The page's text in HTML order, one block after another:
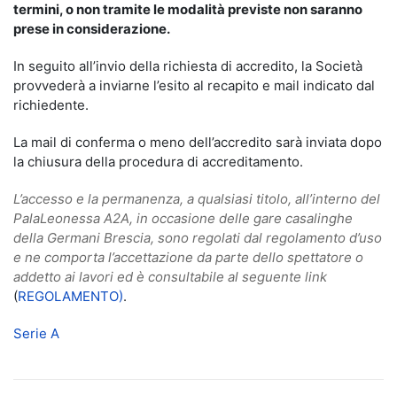
termini, o non tramite le modalità previste non saranno
prese in considerazione.
In seguito all’invio della richiesta di accredito, la Società
provvederà a inviarne l’esito al recapito e mail indicato dal
richiedente.
La mail di conferma o meno dell’accredito sarà inviata dopo
la chiusura della procedura di accreditamento.
L’accesso e la permanenza, a qualsiasi titolo, all’interno del
PalaLeonessa A2A, in occasione delle gare casalinghe
della Germani Brescia, sono regolati dal regolamento d’uso
e ne comporta l’accettazione da parte dello spettatore o
addetto ai lavori ed è consultabile al seguente link
(REGOLAMENTO).
Serie A